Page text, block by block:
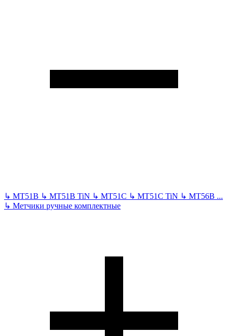
↳ MT51B ↳ MT51B TiN ↳ MT51C ↳ MT51C TiN ↳ MT56B ...
↳ Метчики ручные комплектные